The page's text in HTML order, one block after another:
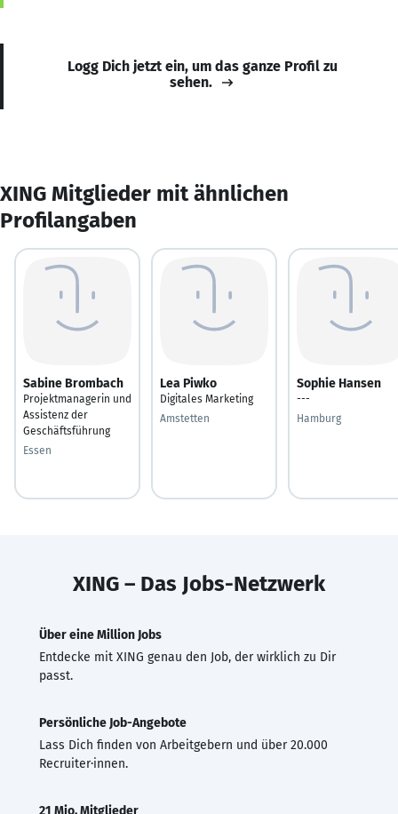
Logg Dich jetzt ein, um das ganze Profil zu
sehen.
XING Mitglieder mit ähnlichen
Profilangaben
Sabine Brombach
Projektmanagerin und
Assistenz der
Geschäftsführung
Essen
Lea Piwko
Digitales Marketing
Amstetten
Sophie Hansen
---
Hamburg
XING – Das Jobs-Netzwerk
Über eine Million Jobs
Entdecke mit XING genau den Job, der wirklich zu Dir
passt.
Persönliche Job-Angebote
Lass Dich finden von Arbeitgebern und über 20.000
Recruiter·innen.
21 Mio. Mitglieder